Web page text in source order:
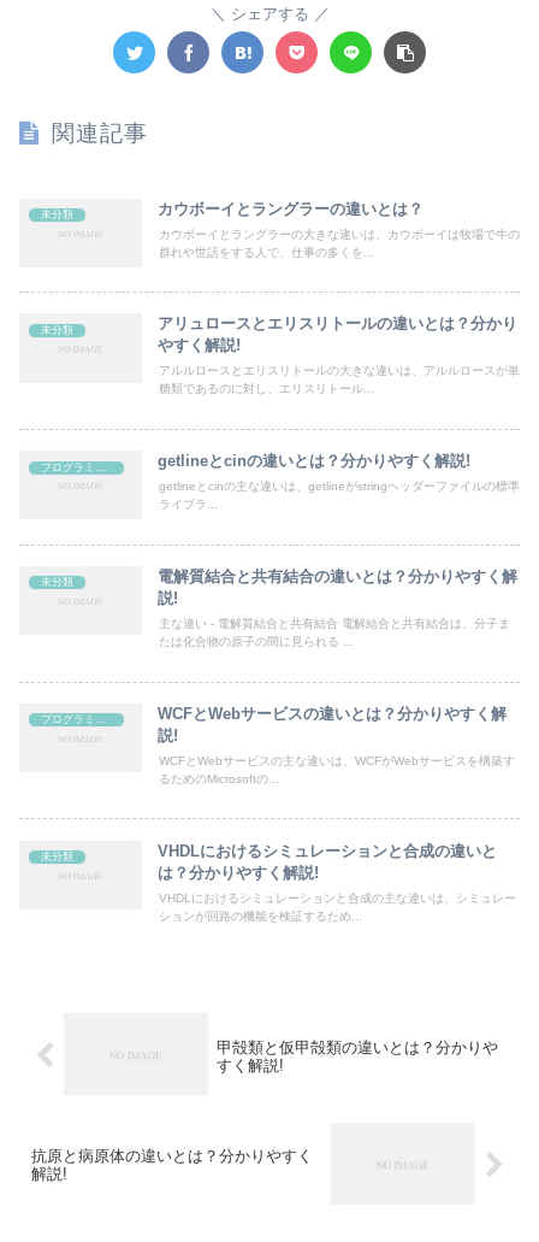
シェアする
関連記事
未分類 カウボーイとラングラーの違いとは？
カウボーイとラングラーの大きな違いは、カウボーイは牧場で牛の
群れや世話をする人で、仕事の多くを...
未分類
アリュロースとエリスリトールの違いとは？分かり
やすく解説!
アルルロースとエリスリトールの大きな違いは、アルルロースが単
糖類であるのに対し、エリスリトール...
getlineとcinの違いとは？分かりやすく解説!
getlineとcinの主な違いは、getlineがstringヘッダーファイルの標準
ライブラ...
未分類
電解質結合と共有結合の違いとは？分かりやすく解
説!
主な違い - 電解質結合と共有結合 電解結合と共有結合は、分子ま
たは化合物の原子の間に見られる ...
プログラミング
WCFとWebサービスの違いとは？分かりやすく解
説!
WCFとWebサービスの主な違いは、WCFがWebサービスを構築す
るためのMicrosoftの...
未分類
VHDLにおけるシミュレーションと合成の違いと
は？分かりやすく解説!
VHDLにおけるシミュレーションと合成の主な違いは、シミュレー
ションが回路の機能を検証するため...
甲殻類と仮甲殻類の違いとは？分かりや
すく解説!
抗原と病原体の違いとは？分かりやすく
解説!